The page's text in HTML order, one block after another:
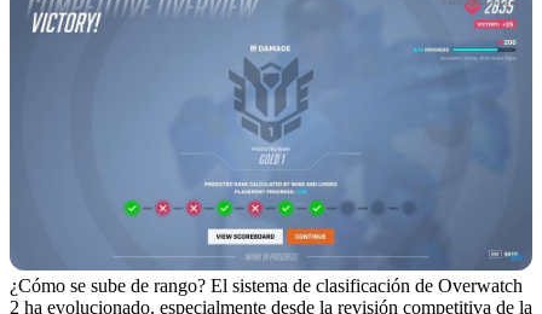
¿Cómo se sube de rango? El sistema de clasificación de Overwatch
2 ha evolucionado, especialmente desde la revisión competitiva de la